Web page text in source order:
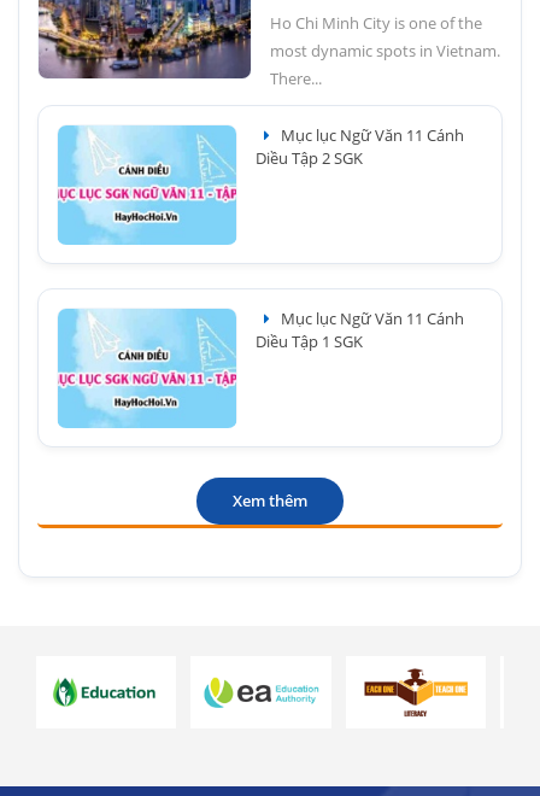
Ho Chi Minh City is one of the
most dynamic spots in Vietnam.
There...
Mục lục Ngữ Văn 11 Cánh
Diều Tập 2 SGK
Mục lục Ngữ Văn 11 Cánh
Diều Tập 1 SGK
Xem thêm